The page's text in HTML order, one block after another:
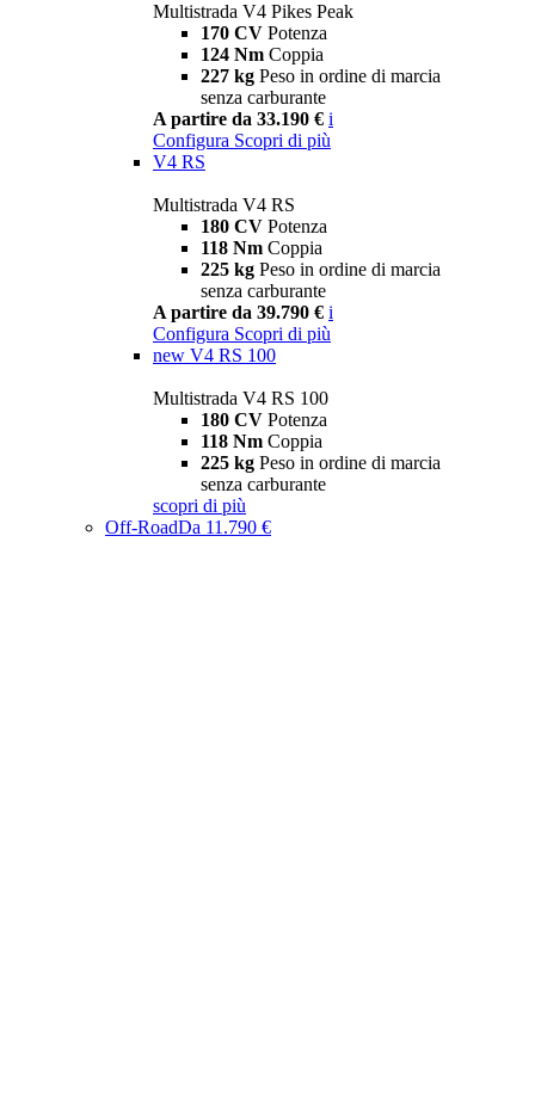
Multistrada V4 Pikes Peak
170 CV Potenza
124 Nm Coppia
227 kg Peso in ordine di marcia
senza carburante
A partire da 33.190 € i
Configura Scopri di più
V4 RS
Multistrada V4 RS
180 CV Potenza
118 Nm Coppia
225 kg Peso in ordine di marcia
senza carburante
A partire da 39.790 € i
Configura Scopri di più
new V4 RS 100
Multistrada V4 RS 100
180 CV Potenza
118 Nm Coppia
225 kg Peso in ordine di marcia
senza carburante
scopri di più
Off-RoadDa 11.790 €